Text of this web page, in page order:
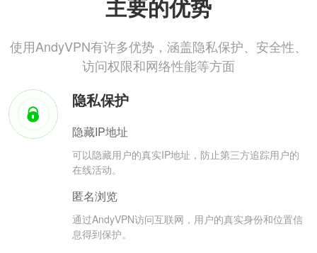
主要的优势
使用AndyVPN有许多优势，涵盖隐私保护、安全性、
访问权限和网络性能等方面
隐私保护
隐藏IP地址
可以隐藏用户的真实IP地址，防止第三方追踪用户的
在线活动。
匿名浏览
通过AndyVPN访问互联网，用户的真实身份和位置信
息得到保护。